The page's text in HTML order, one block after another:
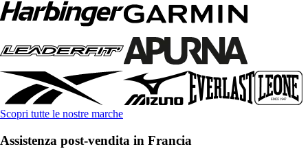
Scopri tutte le nostre marche
Assistenza post-vendita in Francia